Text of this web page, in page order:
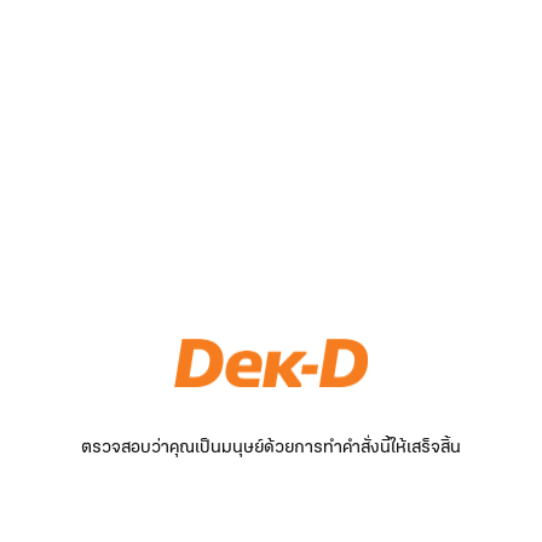
ตรวจสอบว่าคุณเป็นมนุษย์ด้วยการทำคำสั่งนี้ให้เสร็จสิ้น